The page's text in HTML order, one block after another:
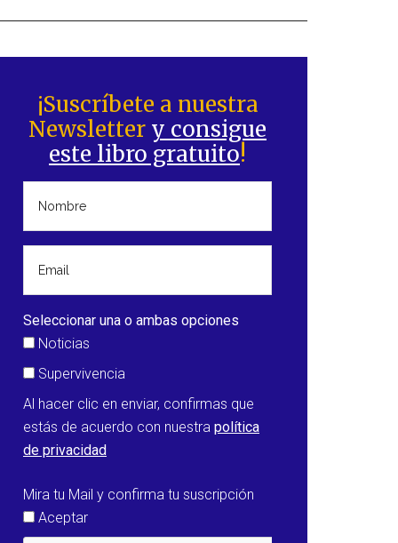
¡Suscríbete a nuestra
Newsletter y consigue
este libro gratuito!
Seleccionar una o ambas opciones
Noticias
Supervivencia
Al hacer clic en enviar, confirmas que
estás de acuerdo con nuestra política
de privacidad
Mira tu Mail y confirma tu suscripción
Aceptar